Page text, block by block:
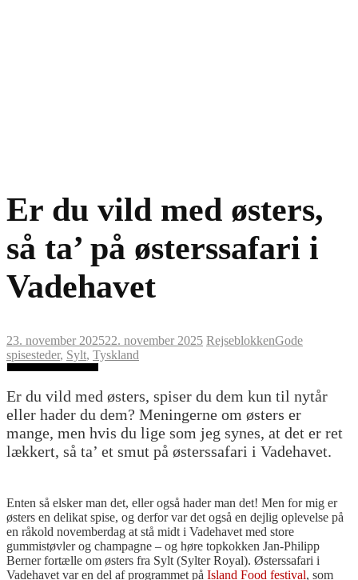
Er du vild med østers,
så ta’ på østerssafari i
Vadehavet
23. november 202522. november 2025 RejseblokkenGode
spisesteder, Sylt, Tyskland
Er du vild med østers, spiser du dem kun til nytår
eller hader du dem? Meningerne om østers er
mange, men hvis du lige som jeg synes, at det er ret
lækkert, så ta’ et smut på østerssafari i Vadehavet.
Enten så elsker man det, eller også hader man det! Men for mig er
østers en delikat spise, og derfor var det også en dejlig oplevelse på
en råkold novemberdag at stå midt i Vadehavet med store
gummistøvler og champagne – og høre topkokken Jan-Philipp
Berner fortælle om østers fra Sylt (Sylter Royal). Østerssafari i
Vadehavet var en del af programmet på Island Food festival, som